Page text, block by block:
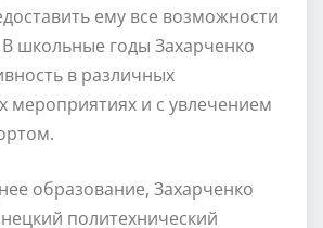
ему все возможности
школьные годы Захарченко
в различных
мероприятиях и с увлечением
образование, Захарченко
политехнический